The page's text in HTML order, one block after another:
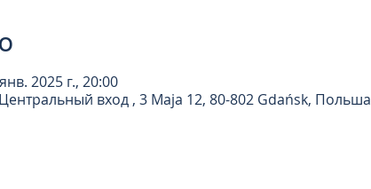
2025 г., 20:00
вход , 3 Maja 12, 80-802 Gdańsk, Польша